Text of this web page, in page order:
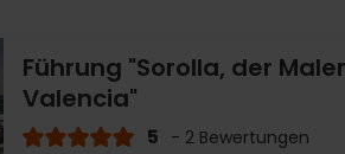
Führung "Sorolla, der
Valencia"
5 - 2 Bewertungen